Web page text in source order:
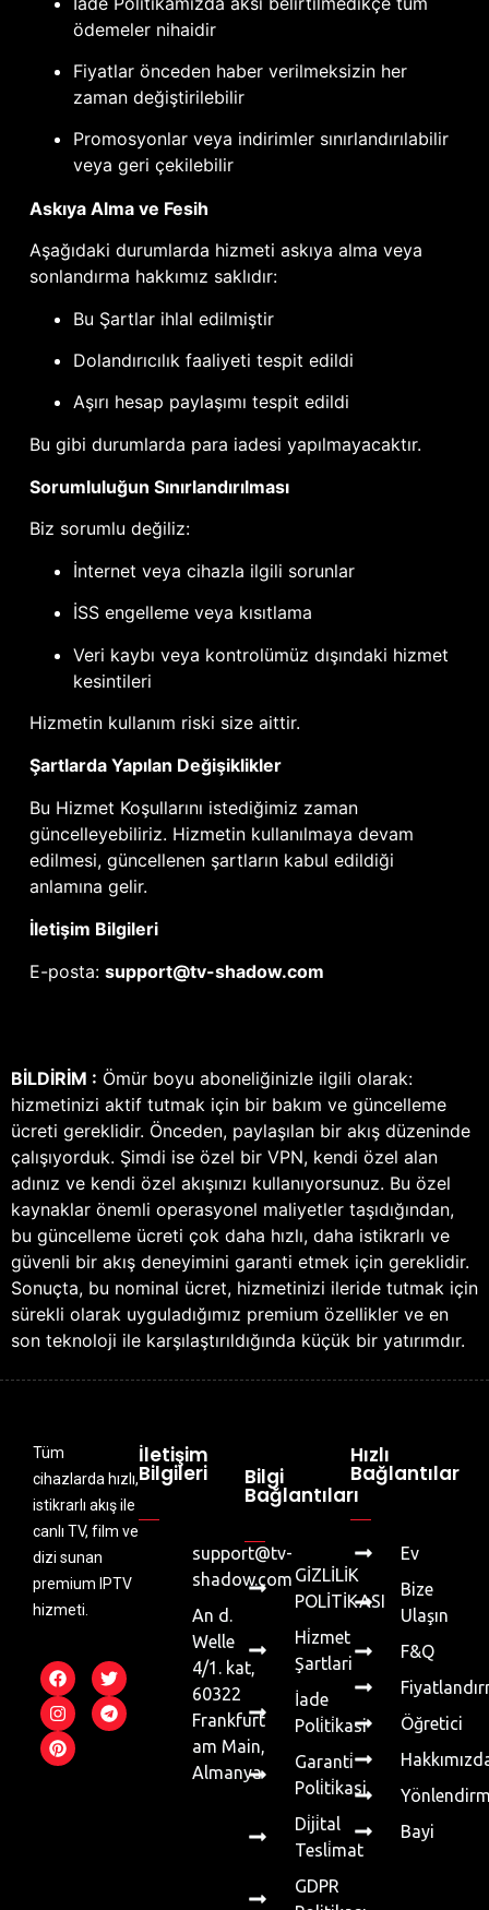
ödemeler nihaidir
Fiyatlar önceden haber verilmeksizin her
zaman değiştirilebilir
Promosyonlar veya indirimler sınırlandırılabilir
veya geri çekilebilir
Askıya Alma ve Fesih
Aşağıdaki durumlarda hizmeti askıya alma veya
sonlandırma hakkımız saklıdır:
Bu Şartlar ihlal edilmiştir
Dolandırıcılık faaliyeti tespit edildi
Aşırı hesap paylaşımı tespit edildi
Bu gibi durumlarda para iadesi yapılmayacaktır.
Sorumluluğun Sınırlandırılması
Biz sorumlu değiliz:
İnternet veya cihazla ilgili sorunlar
İSS engelleme veya kısıtlama
Veri kaybı veya kontrolümüz dışındaki hizmet
kesintileri
Hizmetin kullanım riski size aittir.
Şartlarda Yapılan Değişiklikler
Bu Hizmet Koşullarını istediğimiz zaman
güncelleyebiliriz. Hizmetin kullanılmaya devam
edilmesi, güncellenen şartların kabul edildiği
anlamına gelir.
İletişim Bilgileri
E-posta: support@tv-shadow.com
BİLDİRİM : Ömür boyu aboneliğinizle ilgili olarak:
hizmetinizi aktif tutmak için bir bakım ve güncelleme
ücreti gereklidir. Önceden, paylaşılan bir akış düzeninde
çalışıyorduk. Şimdi ise özel bir VPN, kendi özel alan
adınız ve kendi özel akışınızı kullanıyorsunuz. Bu özel
kaynaklar önemli operasyonel maliyetler taşıdığından,
bu güncelleme ücreti çok daha hızlı, daha istikrarlı ve
güvenli bir akış deneyimini garanti etmek için gereklidir.
Sonuçta, bu nominal ücret, hizmetinizi ileride tutmak için
sürekli olarak uyguladığımız premium özellikler ve en
son teknoloji ile karşılaştırıldığında küçük bir yatırımdır.
Tüm
cihazlarda hızlı,
istikrarlı akış ile
canlı TV, film ve
dizi sunan
premium IPTV
hizmeti.
İletişim
Bilgileri
support@tv-
shadow.com
An d.
Welle
4/1. kat,
60322
Frankfurt
am Main,
Almanya
Bilgi
Bağlantıları
GİZLİLİK
POLİTİKASI
Hi̇zmet
Şartlari
İade
Poli̇ti̇kasi
Garanti̇
Poli̇ti̇kasi
Di̇ji̇tal
Tesli̇mat
GDPR
Hızlı
Bağlantılar
Ev
Bize
Ulaşın
F&Q
Öğretici
Bayi